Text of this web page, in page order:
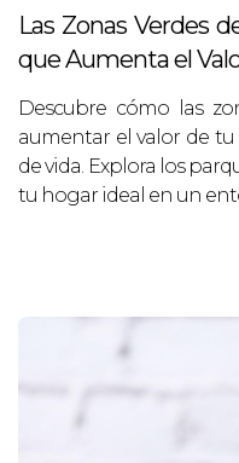
Las Zonas Verdes
que Aumenta el
Descubre cómo las
aumentar el valor de
de vida. Explora los
tu hogar ideal en un